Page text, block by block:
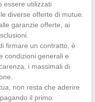
essere utilizzati
diverse offerte di mutue.
garanzie offerte, ai
firmare un contratto, è
condizioni generali e
i massimali di
non resta che aderire
il primo